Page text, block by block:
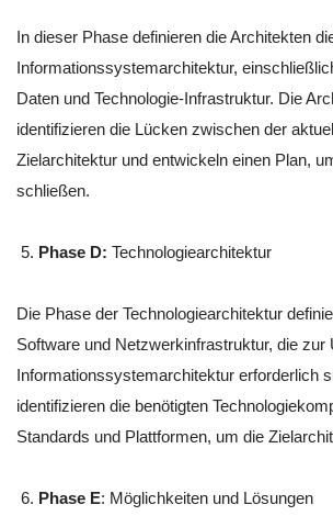
In dieser Phase definieren die Architekten
Informationssystemarchitektur,
Daten und Technologie-Infrastruktur. Die
identifizieren die Lücken zwischen der
Zielarchitektur und entwickeln einen Plan,
schließen.
Phase D: Technologiearchitektur
Die Phase der Technologiearchitektur
Software und Netzwerkinfrastruktur, die zur
Informationssystemarchitektur erforderlich
identifizieren die benötigten
Standards und Plattformen, um die
Phase E: Möglichkeiten und Lösungen